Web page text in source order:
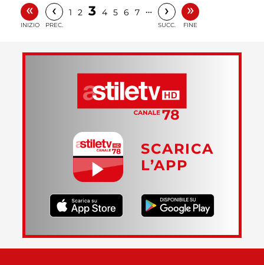
«
INIZIO
‹
PREC.
1 2 3 4 5 6 7 … ›
SUCC.
»
FINE
SCARICA
L’APP